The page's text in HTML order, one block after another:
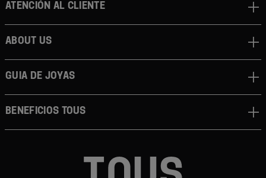
Atención al cliente
About us
Guia de joyas
Beneficios TOUS